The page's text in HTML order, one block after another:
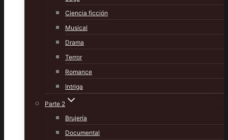
Ciencia ficción
Musical
Drama
Terror
Romance
Intriga
Parte 2
Brujería
Documental